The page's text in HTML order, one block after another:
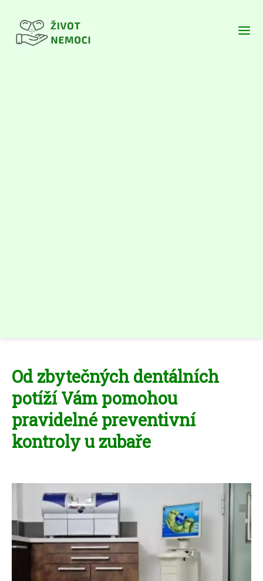
Od zbytečných dentálních
potíží Vám pomohou
pravidelné preventivní
kontroly u zubaře